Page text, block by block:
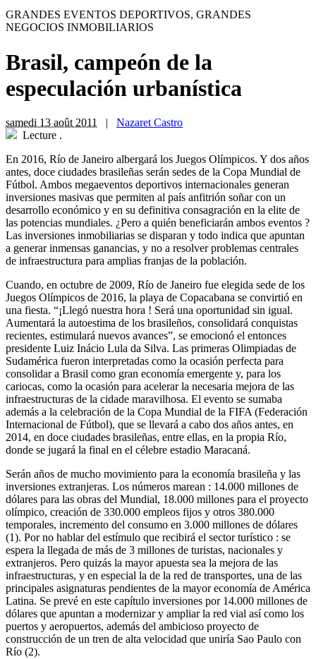
GRANDES EVENTOS DEPORTIVOS, GRANDES
NEGOCIOS INMOBILIARIOS
Brasil, campeón de la
especulación urbanística
samedi 13 août 2011 | Nazaret Castro
Lecture .
En 2016, Río de Janeiro albergará los Juegos Olímpicos. Y dos años
antes, doce ciudades brasileñas serán sedes de la Copa Mundial de
Fútbol. Ambos megaeventos deportivos internacionales generan
inversiones masivas que permiten al país anfitrión soñar con un
desarrollo económico y en su definitiva consagración en la elite de
las potencias mundiales. ¿Pero a quién beneficiarán ambos eventos ?
Las inversiones inmobiliarias se disparan y todo indica que apuntan
a generar inmensas ganancias, y no a resolver problemas centrales
de infraestructura para amplias franjas de la población.
Cuando, en octubre de 2009, Río de Janeiro fue elegida sede de los
Juegos Olímpicos de 2016, la playa de Copacabana se convirtió en
una fiesta. “¡Llegó nuestra hora ! Será una oportunidad sin igual.
Aumentará la autoestima de los brasileños, consolidará conquistas
recientes, estimulará nuevos avances”, se emocionó el entonces
presidente Luiz Inácio Lula da Silva. Las primeras Olimpiadas de
Sudamérica fueron interpretadas como la ocasión perfecta para
consolidar a Brasil como gran economía emergente y, para los
cariocas, como la ocasión para acelerar la necesaria mejora de las
infraestructuras de la cidade maravilhosa. El evento se sumaba
además a la celebración de la Copa Mundial de la FIFA (Federación
Internacional de Fútbol), que se llevará a cabo dos años antes, en
2014, en doce ciudades brasileñas, entre ellas, en la propia Río,
donde se jugará la final en el célebre estadio Maracaná.
Serán años de mucho movimiento para la economía brasileña y las
inversiones extranjeras. Los números marean : 14.000 millones de
dólares para las obras del Mundial, 18.000 millones para el proyecto
olímpico, creación de 330.000 empleos fijos y otros 380.000
temporales, incremento del consumo en 3.000 millones de dólares
(1). Por no hablar del estímulo que recibirá el sector turístico : se
espera la llegada de más de 3 millones de turistas, nacionales y
extranjeros. Pero quizás la mayor apuesta sea la mejora de las
infraestructuras, y en especial la de la red de transportes, una de las
principales asignaturas pendientes de la mayor economía de América
Latina. Se prevé en este capítulo inversiones por 14.000 millones de
dólares que apuntan a modernizar y ampliar la red vial así como los
puertos y aeropuertos, además del ambicioso proyecto de
construcción de un tren de alta velocidad que uniría Sao Paulo con
Río (2).